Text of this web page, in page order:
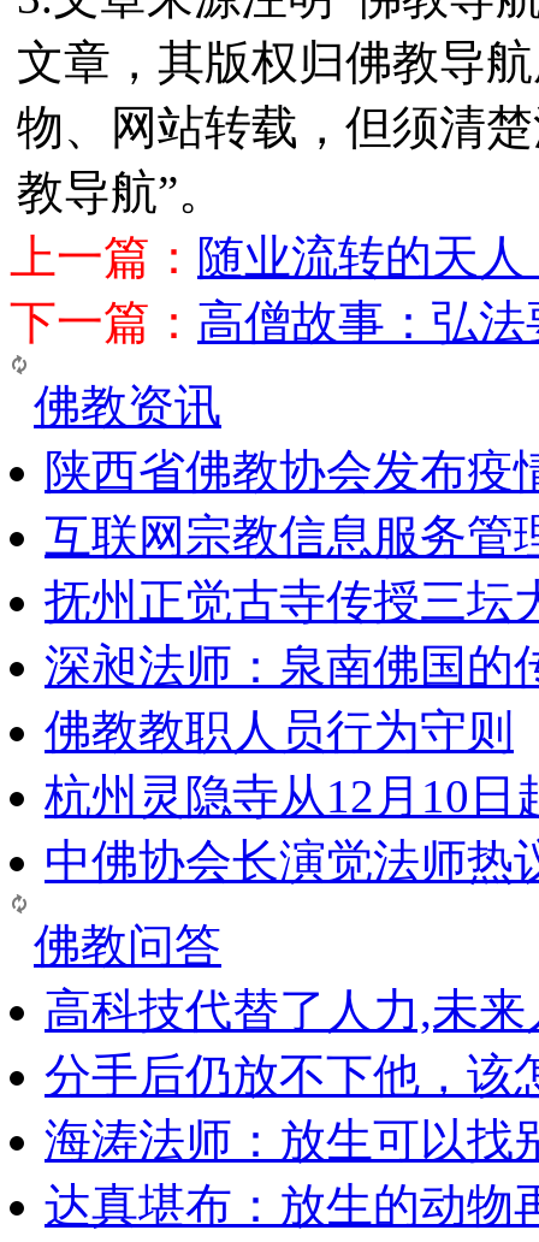
文章，其版权归佛教导
物、网站转载，但须清
教导航”。
上一篇： 随业流转的天
下一篇： 高僧故事：弘
佛教资讯
陕西省佛教协会发布疫
互联网宗教信息服务管
抚州正觉古寺传授三坛
深昶法师：泉南佛国的
佛教教职人员行为守则
杭州灵隐寺从12月10日
中佛协会长演觉法师热
佛教问答
高科技代替了人力,未
分手后仍放不下他，该
海涛法师：放生可以找
达真堪布：放生的动物